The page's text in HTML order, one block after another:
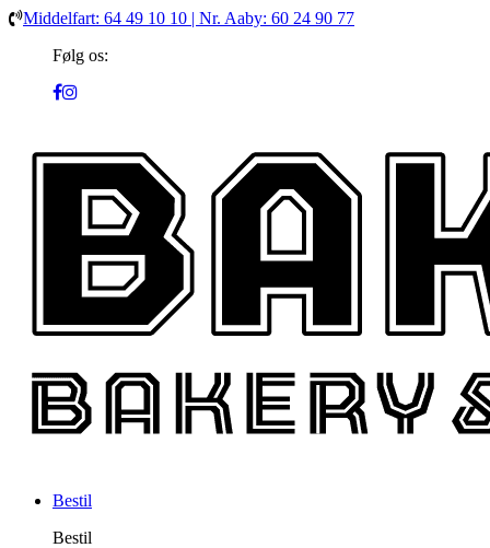
Middelfart: 64 49 10 10 | Nr. Aaby: 60 24 90 77
Følg os:
Bestil
Bestil